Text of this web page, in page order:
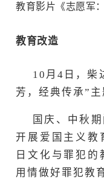
教育影片《志愿军
教育改造
10月4日，柴
芳，经典传承”主
国庆、中秋
开展爱国主义教
日文化与罪犯
用情做好罪犯教